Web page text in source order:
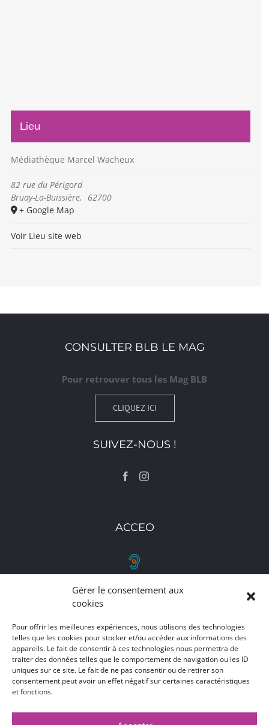
Gérer le consentement aux
cookies
Pour offrir les meilleures expériences, nous utilisons des technologies
telles que les cookies pour stocker et/ou accéder aux informations des
appareils. Le fait de consentir à ces technologies nous permettra de
traiter des données telles que le comportement de navigation ou les ID
uniques sur ce site. Le fait de ne pas consentir ou de retirer son
consentement peut avoir un effet négatif sur certaines caractéristiques
et fonctions.
Lieu
Médiathèque Marcel Wacheux
82 rue du Périgord
Bruay-La-Buissière,
62700
+ Google Map
Voir Lieu site web
CONSULTER BLB LE MAG
Pour retrouver tous les Mag BLB
CLIQUEZ ICI
SUIVEZ-NOUS !
ACCEO
RETROUVEZ-NOUS
Toutes nos adresses, coordonnées et horaires
d'ouverture
CLIQUEZ ICI